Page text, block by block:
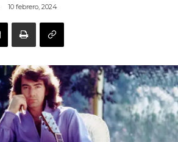
10 febrero, 2024